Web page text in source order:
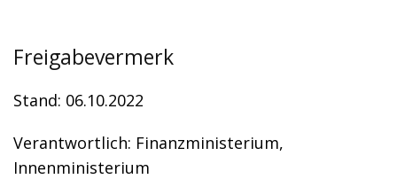
Freigabevermerk
Stand: 06.10.2022
Verantwortlich: Finanzministerium,
Innenministerium